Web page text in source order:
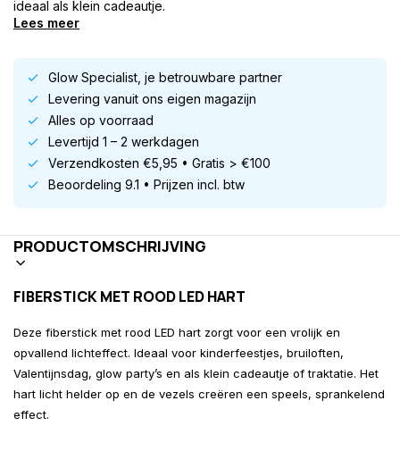
ideaal als klein cadeautje.
Lees meer
Glow Specialist, je betrouwbare partner
Levering vanuit ons eigen magazijn
Alles op voorraad
Levertijd 1 – 2 werkdagen
Verzendkosten €5,95 • Gratis > €100
Beoordeling 9.1 • Prijzen incl. btw
PRODUCTOMSCHRIJVING
FIBERSTICK MET ROOD LED HART
Deze fiberstick met rood LED hart zorgt voor een vrolijk en
opvallend lichteffect. Ideaal voor kinderfeestjes, bruiloften,
Valentijnsdag, glow party’s en als klein cadeautje of traktatie. Het
hart licht helder op en de vezels creëren een speels, sprankelend
effect.